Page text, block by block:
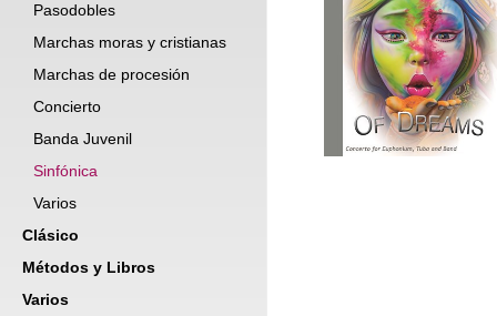
Pasodobles
Marchas moras y cristianas
Marchas de procesión
Concierto
Banda Juvenil
Sinfónica
Varios
Clásico
Métodos y Libros
Varios